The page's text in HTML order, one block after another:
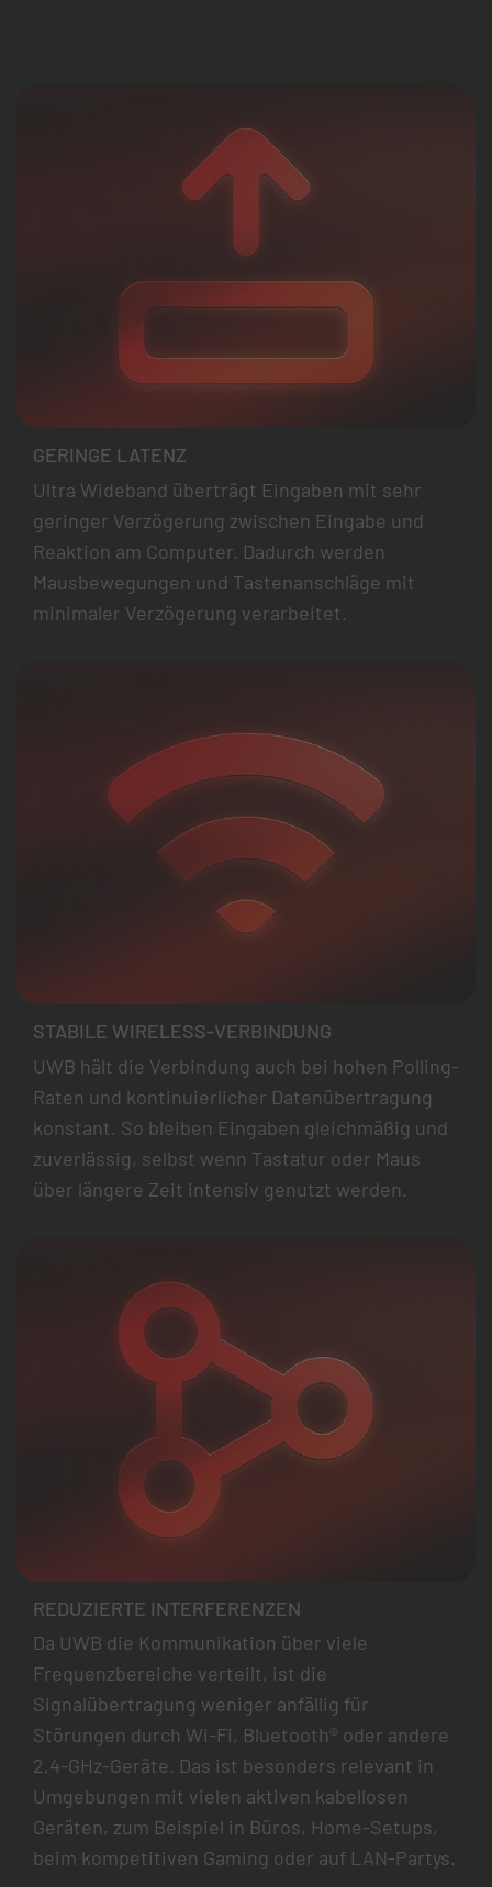
GERINGE LATENZ
Ultra Wideband überträgt Eingaben mit sehr
geringer Verzögerung zwischen Eingabe und
Reaktion am Computer. Dadurch werden
Mausbewegungen und Tastenanschläge mit
minimaler Verzögerung verarbeitet.
STABILE WIRELESS-VERBINDUNG
UWB hält die Verbindung auch bei hohen Polling-
Raten und kontinuierlicher Datenübertragung
konstant. So bleiben Eingaben gleichmäßig und
zuverlässig, selbst wenn Tastatur oder Maus
über längere Zeit intensiv genutzt werden.
REDUZIERTE INTERFERENZEN
Da UWB die Kommunikation über viele
Frequenzbereiche verteilt, ist die
Signalübertragung weniger anfällig für
Störungen durch Wi-Fi, Bluetooth® oder andere
2,4-GHz-Geräte. Das ist besonders relevant in
Umgebungen mit vielen aktiven kabellosen
Geräten, zum Beispiel in Büros, Home-Setups,
beim kompetitiven Gaming oder auf LAN-Partys.